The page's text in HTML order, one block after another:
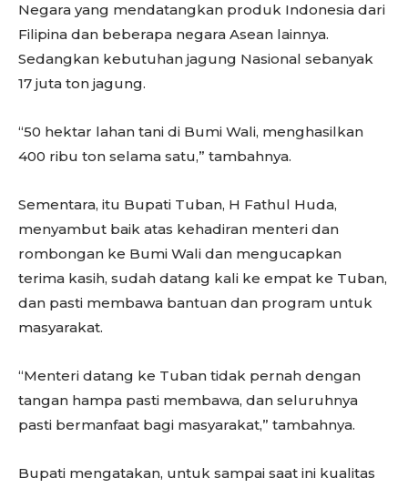
Negara yang mendatangkan produk Indonesia dari
Filipina dan beberapa negara Asean lainnya.
Sedangkan kebutuhan jagung Nasional sebanyak
17 juta ton jagung.
“50 hektar lahan tani di Bumi Wali, menghasilkan
400 ribu ton selama satu,” tambahnya.
Sementara, itu Bupati Tuban, H Fathul Huda,
menyambut baik atas kehadiran menteri dan
rombongan ke Bumi Wali dan mengucapkan
terima kasih, sudah datang kali ke empat ke Tuban,
dan pasti membawa bantuan dan program untuk
masyarakat.
“Menteri datang ke Tuban tidak pernah dengan
tangan hampa pasti membawa, dan seluruhnya
pasti bermanfaat bagi masyarakat,” tambahnya.
Bupati mengatakan, untuk sampai saat ini kualitas